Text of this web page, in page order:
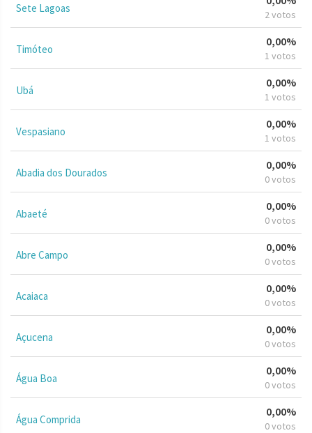
Sete Lagoas 2 votos
Timóteo
0,00%
1 votos
Ubá
0,00%
1 votos
Vespasiano
0,00%
1 votos
Abadia dos Dourados
0,00%
0 votos
Abaeté
0,00%
0 votos
Abre Campo
0,00%
0 votos
Acaiaca
0,00%
0 votos
Açucena
0,00%
0 votos
Água Boa
0,00%
0 votos
Água Comprida
0,00%
0 votos